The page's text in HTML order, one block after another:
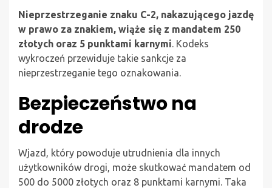
Nieprzestrzeganie znaku C-2, nakazującego jazdę
w prawo za znakiem, wiąże się z mandatem 250
złotych oraz 5 punktami karnymi. Kodeks
wykroczeń przewiduje takie sankcje za
nieprzestrzeganie tego oznakowania.
Bezpieczeństwo na
drodze
Wjazd, który powoduje utrudnienia dla innych
użytkowników drogi, może skutkować mandatem od
500 do 5000 złotych oraz 8 punktami karnymi. Taka